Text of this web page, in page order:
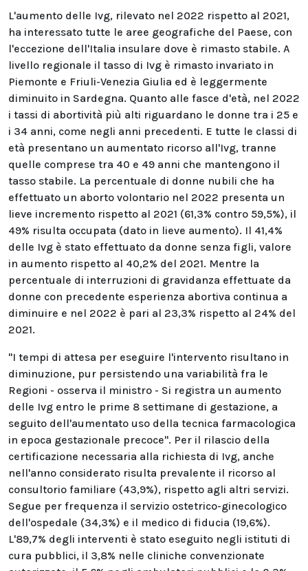
L'aumento delle Ivg, rilevato nel 2022 rispetto al 2021,
ha interessato tutte le aree geografiche del Paese, con
l'eccezione dell'Italia insulare dove è rimasto stabile. A
livello regionale il tasso di Ivg è rimasto invariato in
Piemonte e Friuli-Venezia Giulia ed è leggermente
diminuito in Sardegna. Quanto alle fasce d'età, nel 2022
i tassi di abortività più alti riguardano le donne tra i 25 e
i 34 anni, come negli anni precedenti. E tutte le classi di
età presentano un aumentato ricorso all'Ivg, tranne
quelle comprese tra 40 e 49 anni che mantengono il
tasso stabile. La percentuale di donne nubili che ha
effettuato un aborto volontario nel 2022 presenta un
lieve incremento rispetto al 2021 (61,3% contro 59,5%), il
49% risulta occupata (dato in lieve aumento). Il 41,4%
delle Ivg è stato effettuato da donne senza figli, valore
in aumento rispetto al 40,2% del 2021. Mentre la
percentuale di interruzioni di gravidanza effettuate da
donne con precedente esperienza abortiva continua a
diminuire e nel 2022 è pari al 23,3% rispetto al 24% del
2021.
"I tempi di attesa per eseguire l'intervento risultano in
diminuzione, pur persistendo una variabilità fra le
Regioni - osserva il ministro - Si registra un aumento
delle Ivg entro le prime 8 settimane di gestazione, a
seguito dell'aumentato uso della tecnica farmacologica
in epoca gestazionale precoce". Per il rilascio della
certificazione necessaria alla richiesta di Ivg, anche
nell'anno considerato risulta prevalente il ricorso al
consultorio familiare (43,9%), rispetto agli altri servizi.
Segue per frequenza il servizio ostetrico-ginecologico
dell'ospedale (34,3%) e il medico di fiducia (19,6%).
L'89,7% degli interventi è stato eseguito negli istituti di
cura pubblici, il 3,8% nelle cliniche convenzionate